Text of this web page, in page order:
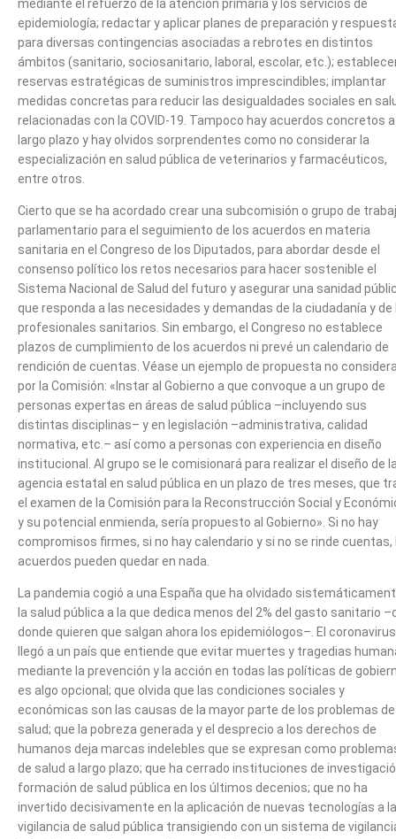
mediante el refuerzo de la atención primaria y los servicios de
epidemiología; redactar y aplicar planes de preparación y
para diversas contingencias asociadas a rebrotes en distintos
ámbitos (sanitario, sociosanitario, laboral, escolar, etc.);
reservas estratégicas de suministros imprescindibles; implantar
medidas concretas para reducir las desigualdades sociales en
relacionadas con la COVID-19. Tampoco hay acuerdos concretos a
largo plazo y hay olvidos sorprendentes como no considerar la
especialización en salud pública de veterinarios y farmacéuticos,
entre otros.
Cierto que se ha acordado crear una subcomisión o grupo de
parlamentario para el seguimiento de los acuerdos en materia
sanitaria en el Congreso de los Diputados, para abordar desde el
consenso político los retos necesarios para hacer sostenible el
Sistema Nacional de Salud del futuro y asegurar una sanidad
que responda a las necesidades y demandas de la ciudadanía y de
profesionales sanitarios. Sin embargo, el Congreso no establece
plazos de cumplimiento de los acuerdos ni prevé un calendario de
rendición de cuentas. Véase un ejemplo de propuesta no
por la Comisión: «Instar al Gobierno a que convoque a un grupo de
personas expertas en áreas de salud pública –incluyendo sus
distintas disciplinas– y en legislación –administrativa, calidad
normativa, etc.– así como a personas con experiencia en diseño
institucional. Al grupo se le comisionará para realizar el diseño de
agencia estatal en salud pública en un plazo de tres meses, que
el examen de la Comisión para la Reconstrucción Social y
y su potencial enmienda, sería propuesto al Gobierno». Si no hay
compromisos firmes, si no hay calendario y si no se rinde cuentas,
acuerdos pueden quedar en nada.
La pandemia cogió a una España que ha olvidado
la salud pública a la que dedica menos del 2% del gasto sanitario
donde quieren que salgan ahora los epidemiólogos–. El coronavirus
llegó a un país que entiende que evitar muertes y tragedias
mediante la prevención y la acción en todas las políticas de
es algo opcional; que olvida que las condiciones sociales y
económicas son las causas de la mayor parte de los problemas de
salud; que la pobreza generada y el desprecio a los derechos de
humanos deja marcas indelebles que se expresan como
de salud a largo plazo; que ha cerrado instituciones de
formación de salud pública en los últimos decenios; que no ha
invertido decisivamente en la aplicación de nuevas tecnologías a la
vigilancia de salud pública transigiendo con un sistema de